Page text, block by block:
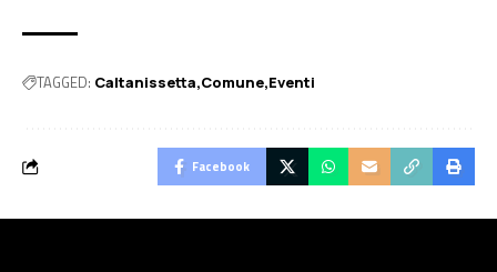
TAGGED: Caltanissetta Comune Eventi
Facebook